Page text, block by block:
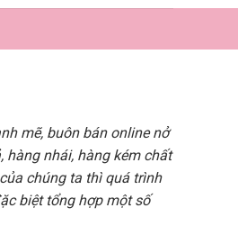
mẽ, buôn bán online nở
hàng nhái, hàng kém chất
chúng ta thì quá trình
biệt tổng hợp một số